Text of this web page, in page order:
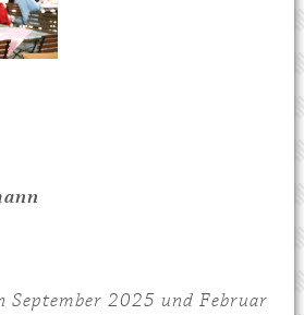
September 2025 und Februar